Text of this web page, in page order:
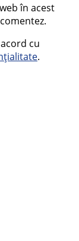
în acest
cu
.